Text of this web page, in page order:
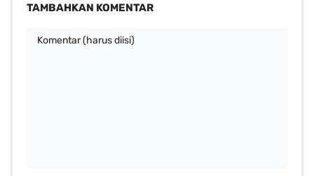
TAMBAHKAN KOMENTAR